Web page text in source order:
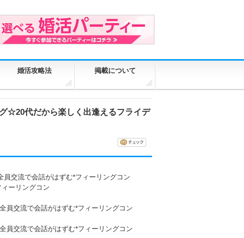
婚活攻略法 掲載について
☆20代だから楽しく出逢えるフライデ